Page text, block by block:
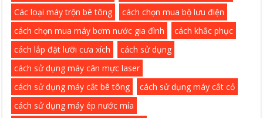
Các loại máy trộn bê tông
cách chọn mua bộ lưu điện
cách chọn mua máy bơm nước gia đình
cách khắc phục
cách lắp đặt lưỡi cưa xích
cách sử dụng
cách sử dụng máy cân mực laser
cách sử dụng máy cắt bê tông
cách sử dụng máy cắt cỏ
cách sử dụng máy ép nước mía